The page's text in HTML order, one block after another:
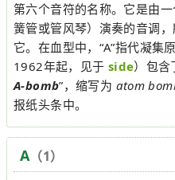
第六个音符的名称。它是由
簧管或管风琴）演奏的音调
它。在血型中，“A”指代凝集
1962年起，见于 side）包含
A-bomb”，缩写为 atom
报纸头条中。
A（1）